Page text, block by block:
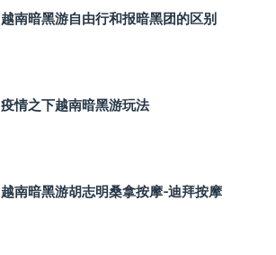
越南暗黑游自由行和报暗黑团的区别
疫情之下越南暗黑游玩法
越南暗黑游胡志明桑拿按摩-迪拜按摩